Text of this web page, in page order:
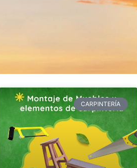
CARPINTERÍA